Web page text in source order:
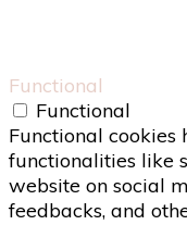
Functional
Functional
Functional
functionalities like
website on social
feedbacks, and